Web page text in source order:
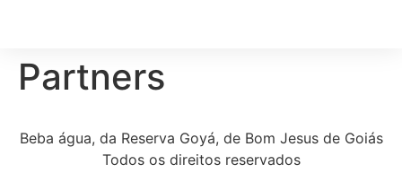
Partners
Beba água, da Reserva Goyá, de Bom Jesus de Goiás
Todos os direitos reservados